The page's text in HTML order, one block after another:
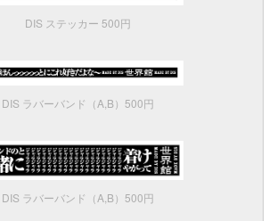
DIS ステッカー 500円
DIS ラバーバンド（A,B）500円
DIS ラバーバンド（A,B）500円